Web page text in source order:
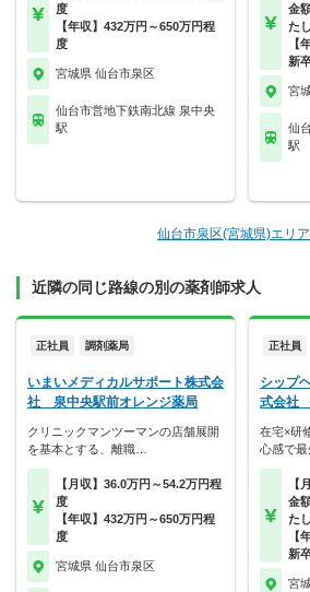
度
【年収】432万円～650万円程
度
宮城県 仙台市泉区
仙台市営地下鉄南北線 泉中央
駅
金
た
【
新
宮
仙
駅
仙台市泉区(宮城県)エリ
近隣の同じ路線の別の薬剤師求人
正社員 調剤薬局
いまいメディカルサポート株式会
社 泉中央駅前オレンジ薬局
クリニックマンツーマンの店舗展開
を基本とする、離職…
【月収】36.0万円～54.2万円程
度
【年収】432万円～650万円程
度
宮城県 仙台市泉区
正社員
シップ
式会社
在宅×研
心感で最
【
金
た
【
新
宮